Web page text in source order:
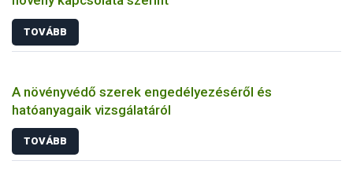
TOVÁBB
A növényvédő szerek engedélyezéséről és
hatóanyagaik vizsgálatáról
TOVÁBB